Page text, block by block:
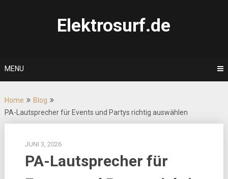
Elektrosurf.de
MENU
Home
Blog
PA-Lautsprecher für Events und Partys richtig auswählen
JUNI 3, 2026
PA-Lautsprecher für